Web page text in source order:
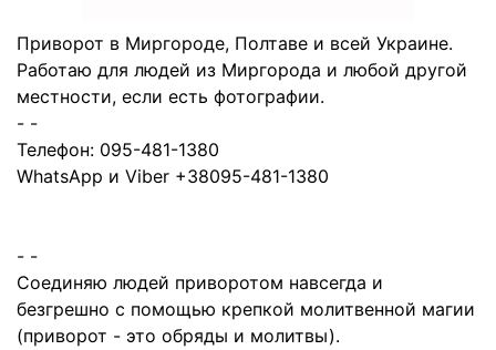
Приворот в Миргороде, Полтаве и всей Украине.
Работаю для людей из Миргорода и любой другой
местности, если есть фотографии.
- -
Телефон: 095-481-1380
WhatsApp и Viber +38095-481-1380
- -
Соединяю людей приворотом навсегда и
безгрешно с помощью крепкой молитвенной магии
(приворот - это обряды и молитвы).